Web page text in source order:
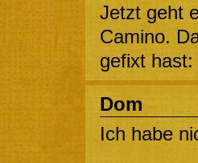
Jetzt geht
Camino.
gefixt
Dom
Ich habe